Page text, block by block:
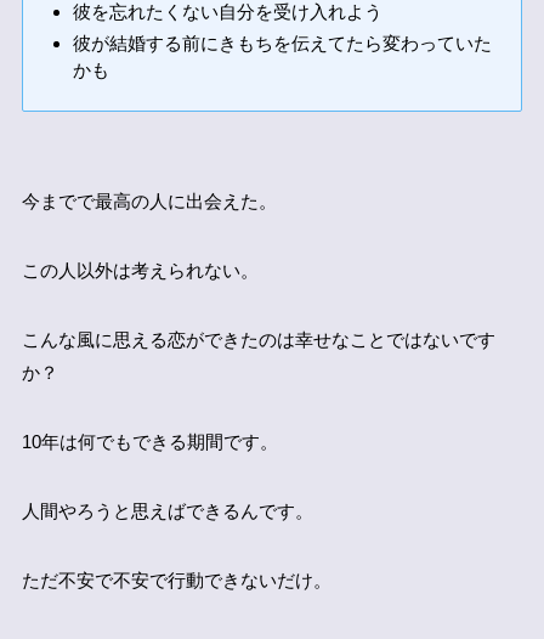
彼を忘れたくない自分を受け入れよう
彼が結婚する前にきもちを伝えてたら変わっていた
かも
今までで最高の人に出会えた。
この人以外は考えられない。
こんな風に思える恋ができたのは幸せなことではないです
か？
10年は何でもできる期間です。
人間やろうと思えばできるんです。
ただ不安で不安で行動できないだけ。